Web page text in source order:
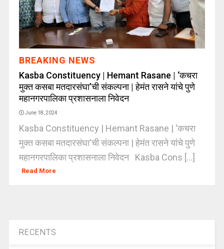
BREAKING NEWS
Kasba Constituency | Hemant Rasane | ‘कचरा
मुक्त कसबा मतदारसंघा’ची संकल्पना | हेमंत रासने यांचे पुणे
महानगरपालिका प्रशासनाला निवेदन
June 18, 2024
Kasba Constituency | Hemant Rasane | 'कचरा
मुक्त कसबा मतदारसंघा'ची संकल्पना | हेमंत रासने यांचे पुणे
महानगरपालिका प्रशासनाला निवेदन Kasba Cons [...]
Read More
RECENTS